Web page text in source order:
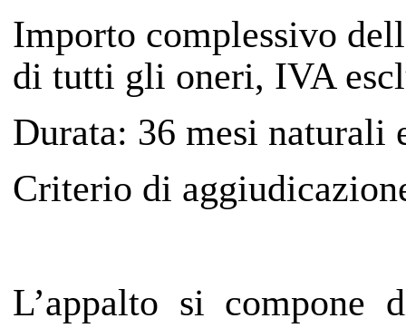
Importo complessivo
di tutti gli oneri, IVA
Durata: 36 mesi naturali
Criterio di
L’appalto si